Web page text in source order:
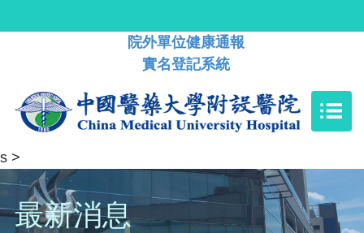
院外單位健康通報
實名登記系統
s >
最新消息